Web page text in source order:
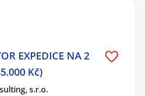
EXPEDICE NA 2
Kč)
s.r.o.